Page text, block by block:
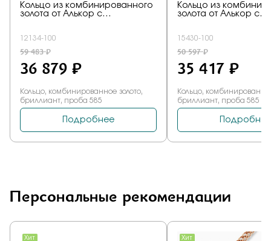
Персональные рекомендации